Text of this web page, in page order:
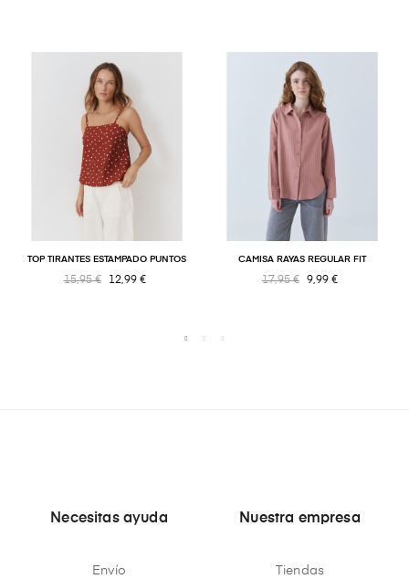
TOP TIRANTES ESTAMPADO PUNTOS
15,95 € 12,99 €
CAMISA RAYAS REGULAR FIT
17,95 € 9,99 €
Necesitas ayuda
Envío
Nuestra empresa
Tiendas